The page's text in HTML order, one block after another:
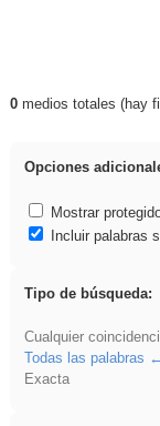
Resultados
0medios totales (hay
Opciones
Mostrar
Incluir palabras
Tipo de búsqueda:
Cualquier
Todas las palabras
Exacta